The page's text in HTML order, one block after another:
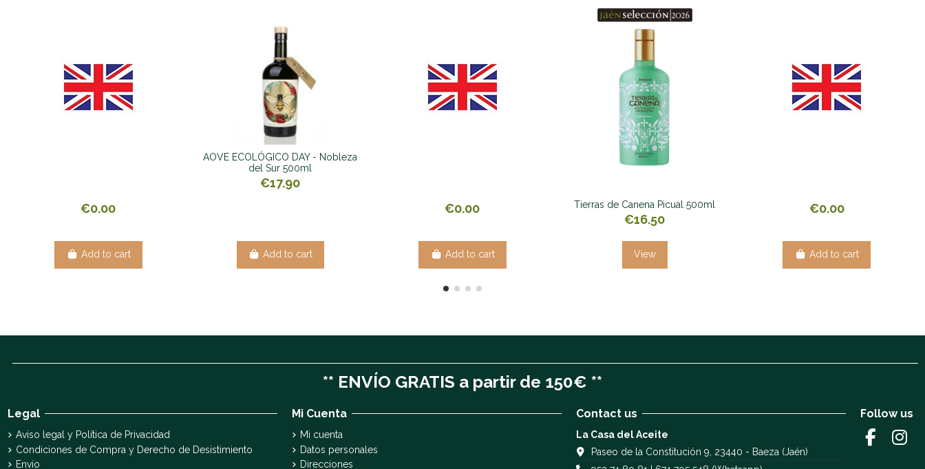
€0.00
Add to cart
AOVE ECOLÓGICO DAY - Nobleza
del Sur 500ml
€17.90
Add to cart
€0.00
Add to cart
Tierras de Canena Picual 500ml
€16.50
View
€0.00
Add to cart
** ENVÍO GRATIS a partir de 150€ **
Legal
Aviso legal y Política de Privacidad
Condiciones de Compra y Derecho de Desistimiento
Envío
Mi Cuenta
Mi cuenta
Datos personales
Direcciones
Contact us
La Casa del Aceite
Paseo de la Constitución 9, 23440 - Baeza (Jaén)
Follow us